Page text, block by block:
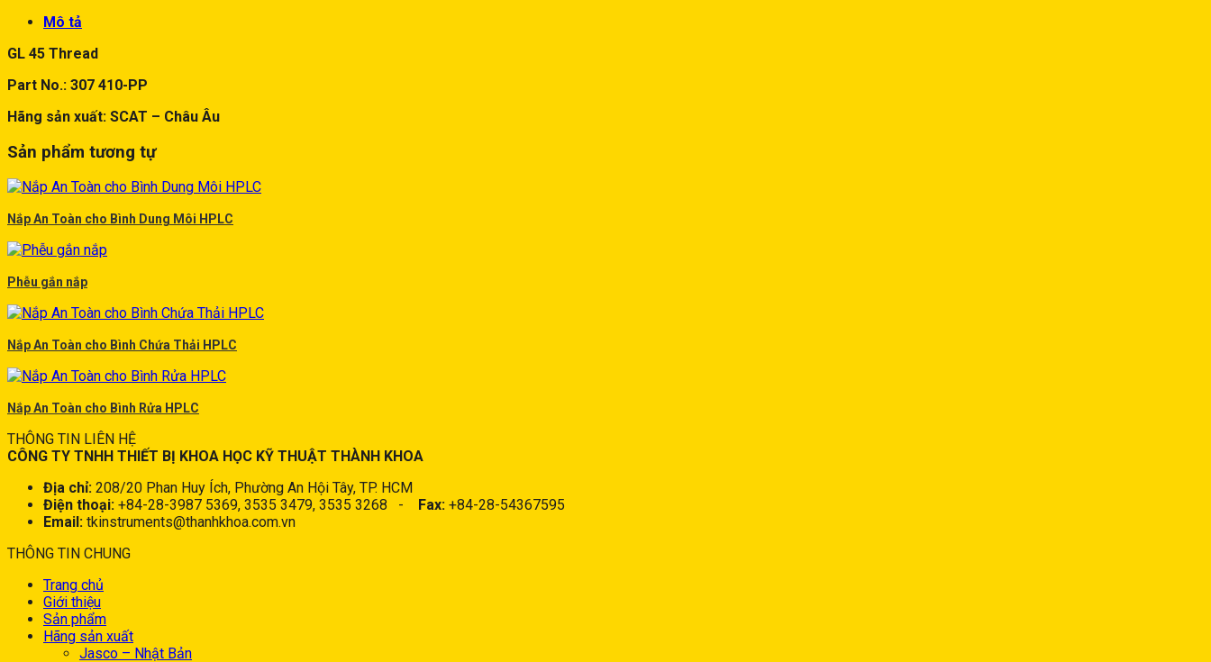
Mô tả
GL 45 Thread
Part No.: 307 410-PP
Hãng sản xuất: SCAT – Châu Âu
Sản phẩm tương tự
Nắp An Toàn cho Bình Dung Môi HPLC
Phễu gắn nắp
Nắp An Toàn cho Bình Chứa Thải HPLC
Nắp An Toàn cho Bình Rửa HPLC
THÔNG TIN LIÊN HỆ
CÔNG TY TNHH THIẾT BỊ KHOA HỌC KỸ THUẬT THÀNH KHOA
Địa chỉ: 208/20 Phan Huy Ích, Phường An Hội Tây, TP. HCM
Điện thoại: +84-28-3987 5369, 3535 3479, 3535 3268 - Fax: +84-28-54367595
Email: tkinstruments@thanhkhoa.com.vn
THÔNG TIN CHUNG
Trang chủ
Giới thiệu
Sản phẩm
Hãng sản xuất
Jasco – Nhật Bản